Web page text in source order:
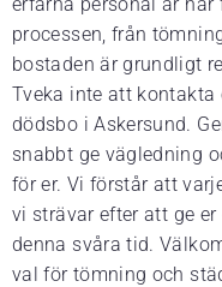
processen, från
bostaden är grundligt
Tveka inte att
dödsbo i Askersund.
snabbt ge vägledning
för er. Vi förstår att
vi strävar efter att ge
denna svåra tid.
val för tömning och